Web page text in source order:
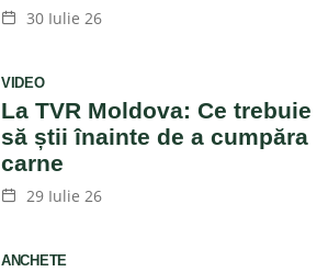
30 Iulie 26
VIDEO
La TVR Moldova: Ce trebuie
să știi înainte de a cumpăra
carne
29 Iulie 26
ANCHETE